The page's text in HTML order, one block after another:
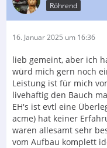
Röhrend
16. Januar 2025 um 16:36
lieb gemeint, aber ich
würd mich gern noch
Leistung ist für mich
livehaftig den Bauch
EH's ist evtl eine
acme) hat keiner
waren allesamt sehr
vom Aufbau komplett